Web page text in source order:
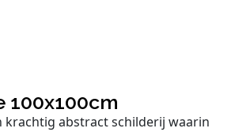
100x100cm
krachtig abstract schilderij waarin